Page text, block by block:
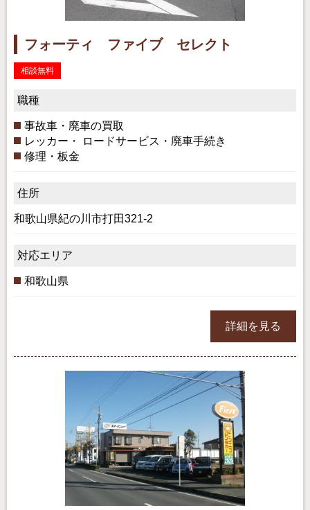
フォーティ ファイブ セレクト
相談無料
職種
事故車・廃車の買取
レッカー・ ロードサービス・廃車手続き
修理・板金
住所
和歌山県紀の川市打田321-2
対応エリア
和歌山県
詳細を見る